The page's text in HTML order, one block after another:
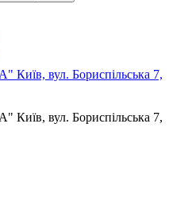
вул. Бориспільська 7,
вул. Бориспільська 7,